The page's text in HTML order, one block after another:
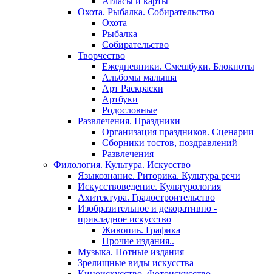
Охота. Рыбалка. Собирательство
Охота
Рыбалка
Собирательство
Творчество
Ежедневники. Смешбуки. Блокноты
Альбомы малыша
Арт Раскраски
Артбуки
Родословные
Развлечения. Праздники
Организация праздников. Сценарии
Сборники тостов, поздравлений
Развлечения
Филология. Культура. Искусство
Языкознание. Риторика. Культура речи
Искусствоведение. Культурология
Ахитектура. Градостроительство
Изобразительное и декоративно -
прикладное искусство
Живопиь. Графика
Прочие издания..
Музыка. Нотные издания
Зрелищные виды искусства